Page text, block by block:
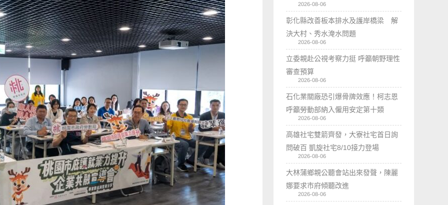
2026-08-06
彰化縣改善板本排水及護岸橋梁 解
決大村、秀水淹水問題
2026-08-06
立委親赴公視考察力挺 呼籲朝野理性
審查預算
2026-08-06
石化業關廠恐引爆骨牌效應！柯志恩
呼籲勞動部納入僱用安定第十類
2026-08-06
高雄社宅雙箭齊發，大寮社宅首日詢
問破百 凱旋社宅8/10接力登場
2026-08-06
大林蒲鄉親公聽會站出來發聲，陳麗
娜要求市府傾聽改進
2026-08-06